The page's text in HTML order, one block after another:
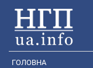
ГОЛОВНА